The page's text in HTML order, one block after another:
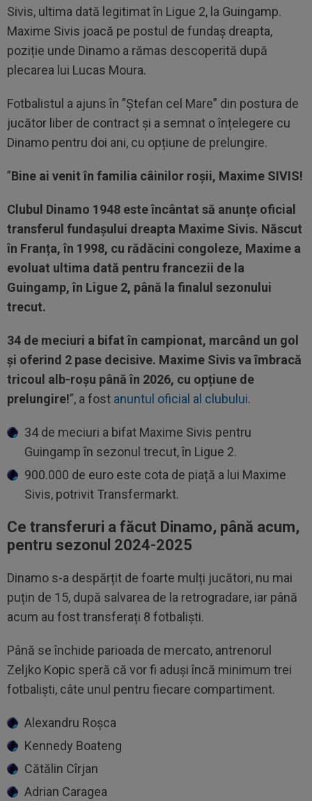
Sivis, ultima dată legitimat în Ligue 2, la Guingamp.
Maxime Sivis joacă pe postul de fundaș dreapta,
poziție unde Dinamo a rămas descoperită după
plecarea lui Lucas Moura.
Fotbalistul a ajuns în ”Ștefan cel Mare” din postura de
jucător liber de contract și a semnat o înțelegere cu
Dinamo pentru doi ani, cu opțiune de prelungire.
”Bine ai venit în familia câinilor roșii, Maxime SIVIS!
Clubul Dinamo 1948 este încântat să anunțe oficial
transferul fundașului dreapta Maxime Sivis. Născut
în Franța, în 1998, cu rădăcini congoleze, Maxime a
evoluat ultima dată pentru francezii de la
Guingamp, în Ligue 2, până la finalul sezonului
trecut.
34 de meciuri a bifat în campionat, marcând un gol
și oferind 2 pase decisive. Maxime Sivis va îmbracă
tricoul alb-roșu până în 2026, cu opțiune de
prelungire!”, a fost anuntul oficial al clubului.
34 de meciuri a bifat Maxime Sivis pentru
Guingamp în sezonul trecut, în Ligue 2.
900.000 de euro este cota de piață a lui Maxime
Sivis, potrivit Transfermarkt.
Ce transferuri a făcut Dinamo, până acum,
pentru sezonul 2024-2025
Dinamo s-a despărțit de foarte mulți jucători, nu mai
puțin de 15, după salvarea de la retrogradare, iar până
acum au fost transferați 8 fotbaliști.
Până se închide parioada de mercato, antrenorul
Zeljko Kopic speră că vor fi aduși încă minimum trei
fotbaliști, câte unul pentru fiecare compartiment.
Alexandru Roșca
Kennedy Boateng
Cătălin Cîrjan
Adrian Caragea